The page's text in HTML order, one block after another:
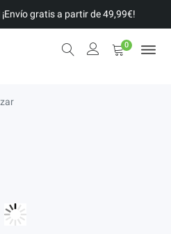
gratis a partir de 49,99€!
0